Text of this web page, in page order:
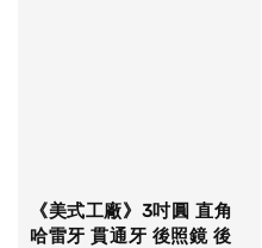
《美式工廠》3吋圓 直角
哈雷牙 貫通牙 後照鏡 後